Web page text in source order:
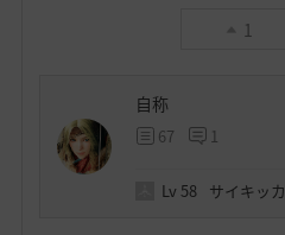
1
自称
67 1
Lv 58 サイキッ